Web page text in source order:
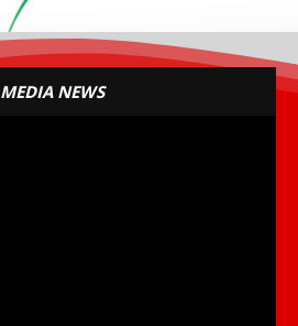
MEDIA NEWS